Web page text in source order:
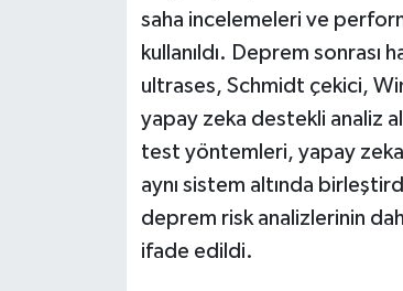
saha incelemeleri ve
kullanıldı. Deprem
ultrases, Schmidt çekici,
yapay zeka destekli analiz
test yöntemleri, yapay
aynı sistem altında
deprem risk analizlerinin
ifade edildi.
SPOR HABERLERİ
TEKNOLOJİ